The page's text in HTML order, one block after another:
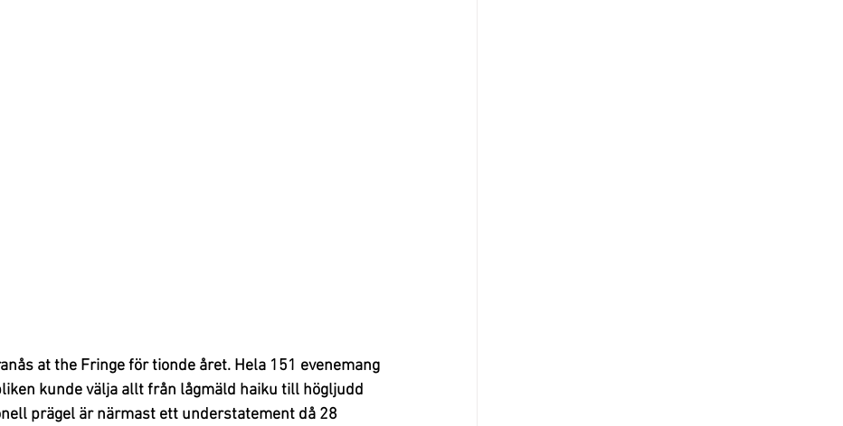
at the Fringe för tionde året. Hela 151 evenemang
kunde välja allt från lågmäld haiku till högljudd
prägel är närmast ett understatement då 28